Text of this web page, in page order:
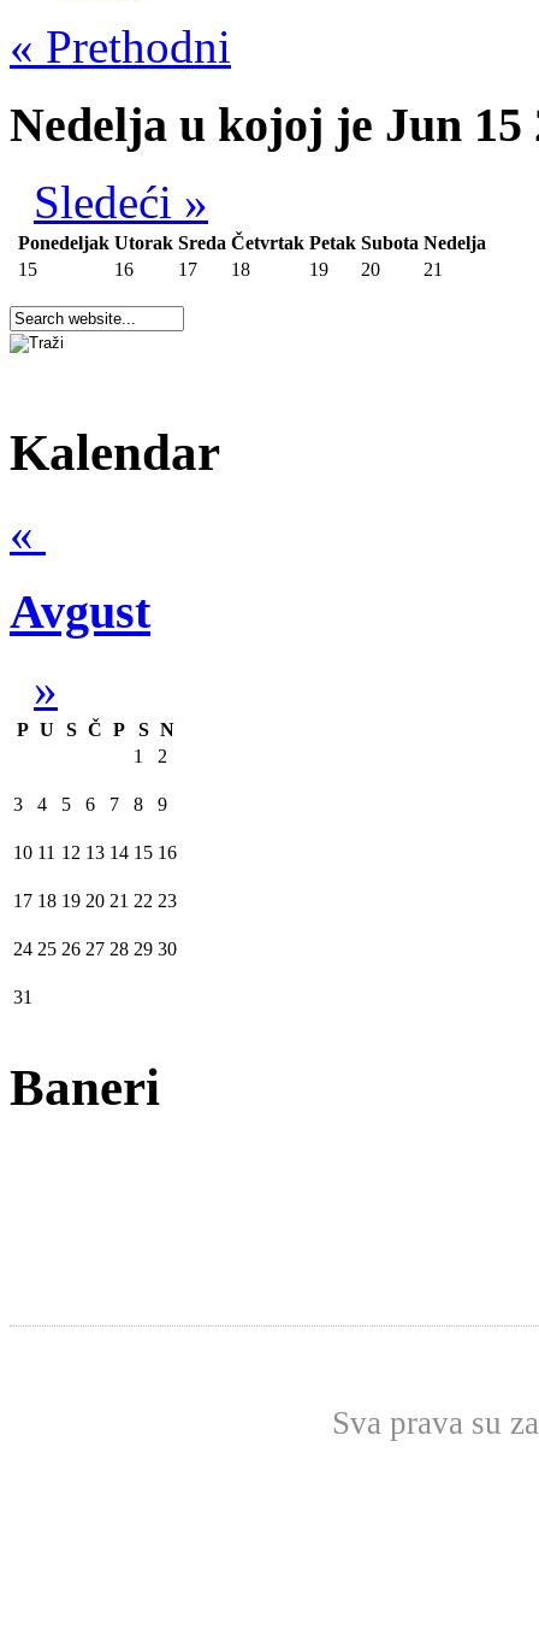
« Prethodni
Nedelja u kojoj je Jun 15
Sledeći »
Ponedeljak Utorak Sreda Četvrtak Petak Subota Nedelja
15
16 17 18 19 20 21
Kalendar
«
Avgust
»
P U S Č P S N
1
2
3 4 5 6 7 8 9
10 11 12 13 14 15 16
17 18 19 20 21 22 23
24 25 26 27 28 29 30
31
Baneri
Sva prava su